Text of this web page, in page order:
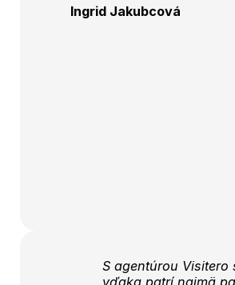
Ingrid Jakubcová
S agentúrou
vďaka patrí najmä